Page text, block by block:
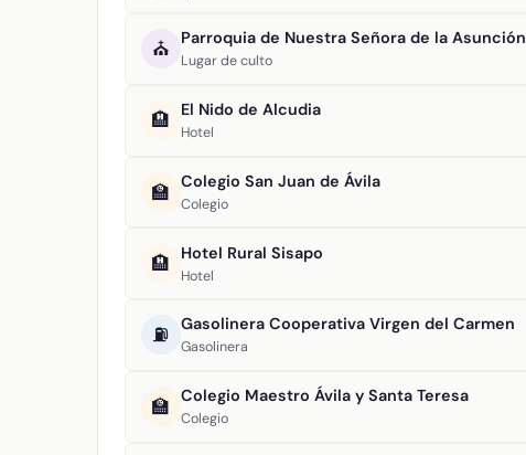
⛪ Parroquia de Nuestra Señora de la Asunción
Lugar de culto
🏨 El Nido de Alcudia
Hotel
🏫 Colegio San Juan de Ávila
Colegio
🏨 Hotel Rural Sisapo
Hotel
⛽ Gasolinera Cooperativa Virgen del Carmen
Gasolinera
🏫 Colegio Maestro Ávila y Santa Teresa
Colegio